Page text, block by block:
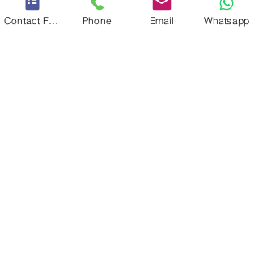
Veranstaltungsart
Contact Form Phone Email Whatsapp